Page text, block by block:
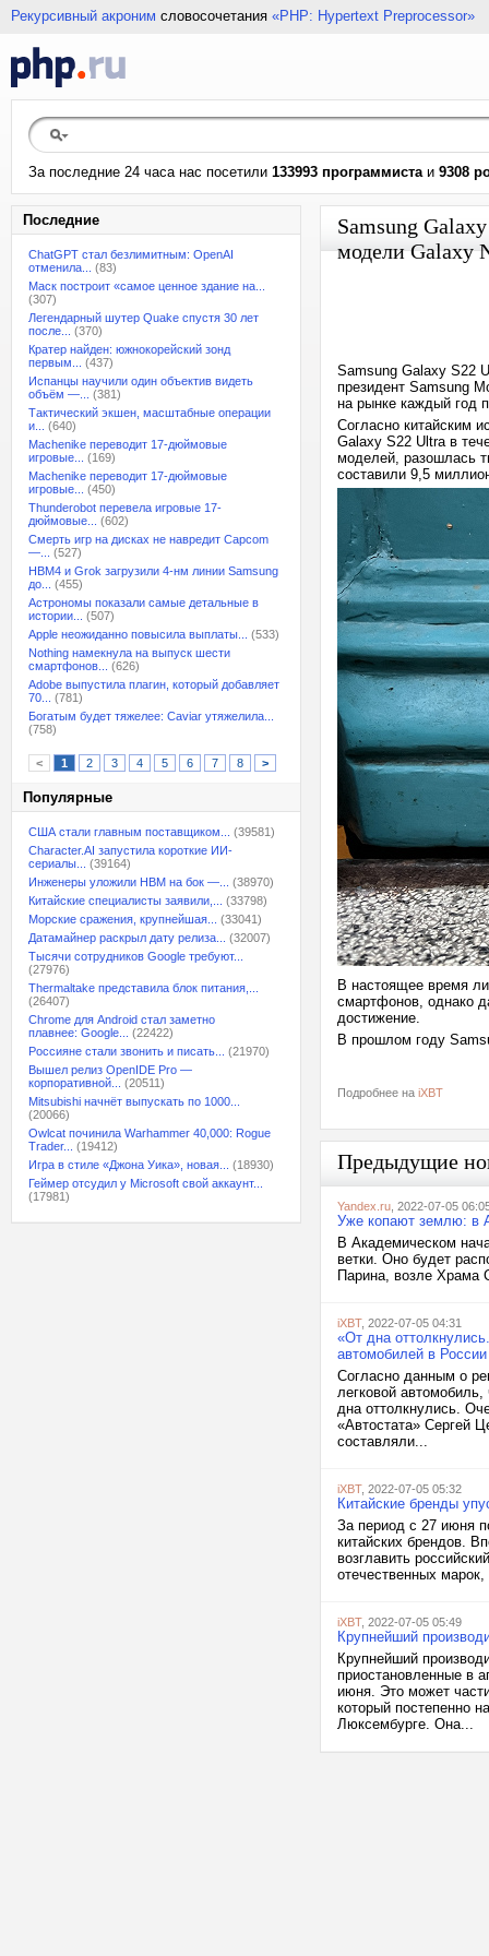
Рекурсивный акроним словосочетания «PHP: Hypertext Preprocessor»
За последние 24 часа нас посетили 133993 программистаи 9308
Последние
ChatGPT стал безлимитным: OpenAI
отменила...
(83)
Маск построит «самое ценное здание на...
(307)
Легендарный шутер Quake спустя 30 лет
после...
(370)
Кратер найден: южнокорейский зонд
первым...
(437)
Испанцы научили один объектив видеть
объём —...
(381)
Тактический экшен, масштабные операции
и...
(640)
Machenike переводит 17-дюймовые
игровые...
(169)
Machenike переводит 17-дюймовые
игровые...
(450)
Thunderobot перевела игровые 17-
дюймовые...
(602)
Смерть игр на дисках не навредит Capcom
—...
(527)
HBM4 и Grok загрузили 4-нм линии Samsung
до...
(455)
Астрономы показали самые детальные в
истории...
(507)
Apple неожиданно повысила выплаты...
(533)
Nothing намекнула на выпуск шести
смартфонов...
(626)
Adobe выпустила плагин, который добавляет
70...
(781)
Богатым будет тяжелее: Caviar утяжелила...
(758)
< 1 2 3 4 5 6 7 8 >
Популярные
США стали главным поставщиком...
(39581)
Character.AI запустила короткие ИИ-
сериалы...
(39164)
Инженеры уложили HBM на бок —...
(38970)
Китайские специалисты заявили,...
(33798)
Морские сражения, крупнейшая...
(33041)
Датамайнер раскрыл дату релиза...
(32007)
Тысячи сотрудников Google требуют...
(27976)
Thermaltake представила блок питания,...
(26407)
Chrome для Android стал заметно
плавнее: Google...
(22422)
Россияне стали звонить и писать...
(21970)
Вышел релиз OpenIDE Pro —
корпоративной...
(20511)
Mitsubishi начнёт выпускать по 1000...
(20066)
Owlcat починила Warhammer 40,000: Rogue
Trader...
(19412)
Игра в стиле «Джона Уика», новая...
(18930)
Геймер отсудил у Microsoft свой аккаунт...
(17981)
Samsung
модели Galaxy
Samsung Galaxy S22
президент Samsung
на рынке каждый год
Согласно китайским
Galaxy S22 Ultra в
моделей, разошлась
составили 9,5
В настоящее время
смартфонов, однако
достижение.
В прошлом году
Подробнее на iXBT
Предыдущие
Yandex.ru , 2022-07-05
Уже копают землю: в
В Академическом
ветки. Оно будет
Парина, возле Храма
iXBT, 2022-07-05 04:31
«От дна
автомобилей в
Согласно данным о
легковой
дна оттолкнулись.
«Автостата» Сергей
составляли...
iXBT, 2022-07-05 05:32
Китайские бренды
За период с 27 июня
китайских брендов.
возглавить
отечественных
iXBT, 2022-07-05 05:49
Крупнейший
Крупнейший
приостановленные в
июня. Это может
который постепенно
Люксембурге. Она...